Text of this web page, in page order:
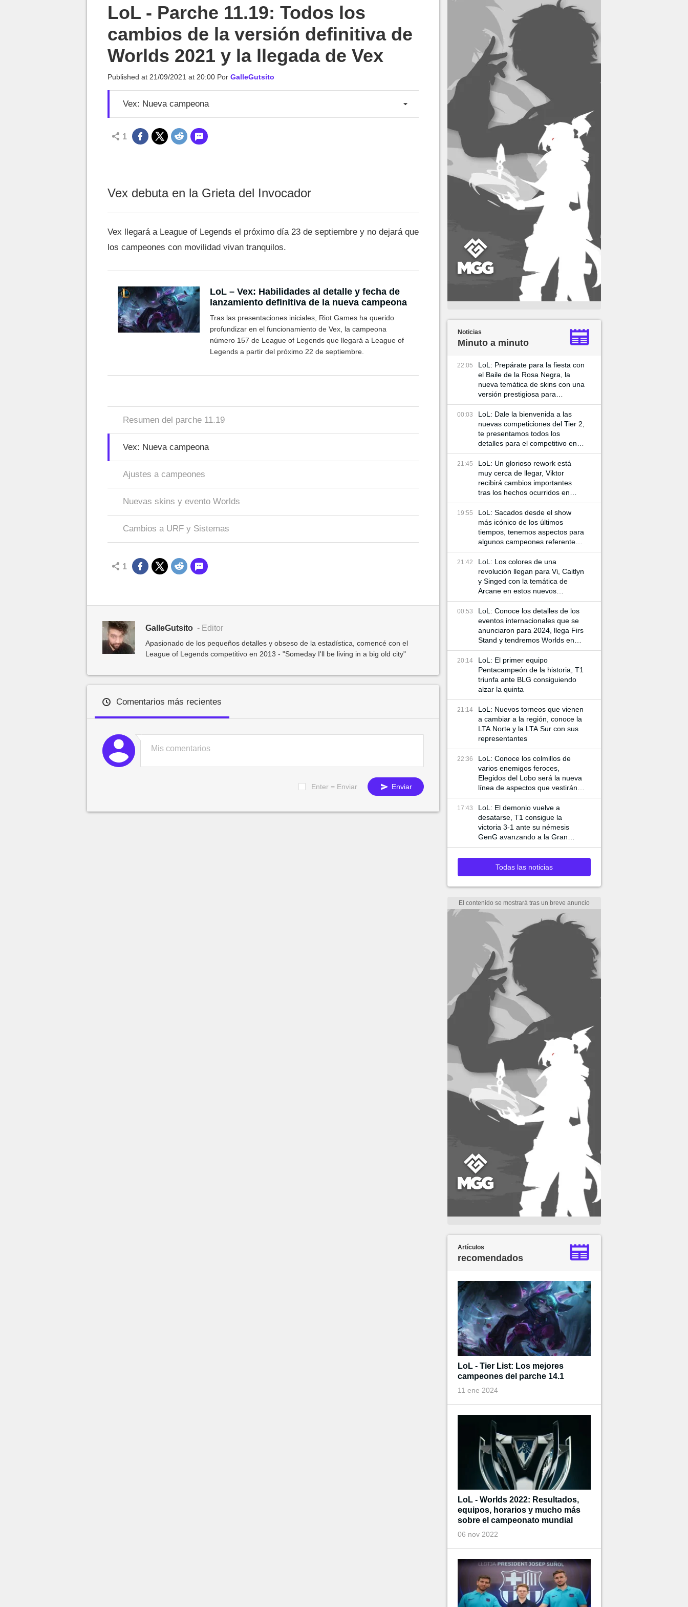
LoL - Parche 11.19: Todos los
cambios de la versión definitiva de
Worlds 2021 y la llegada de Vex
Published at 21/09/2021 at 20:00 Por GalleGutsito
Vex: Nueva campeona
1
Vex debuta en la Grieta del Invocador
Vex llegará a League of Legends el próximo día 23 de septiembre y no dejará que
los campeones con movilidad vivan tranquilos.
LoL – Vex: Habilidades al detalle y fecha de
lanzamiento definitiva de la nueva campeona
Tras las presentaciones iniciales, Riot Games ha querido
profundizar en el funcionamiento de Vex, la campeona
número 157 de League of Legends que llegará a League of
Legends a partir del próximo 22 de septiembre.
Resumen del parche 11.19
Vex: Nueva campeona
Ajustes a campeones
Nuevas skins y evento Worlds
Cambios a URF y Sistemas
1
GalleGutsito - Editor
Apasionado de los pequeños detalles y obseso de la estadística, comencé con el
League of Legends competitivo en 2013 - "Someday I'll be living in a big old city"
Comentarios más recientes
Enter = Enviar Enviar
Noticias
Minuto a minuto
22:05
LoL: Prepárate para la fiesta con
el Baile de la Rosa Negra, la
nueva temática de skins con una
versión prestigiosa para
Katarian
00:03
LoL: Dale la bienvenida a las
nuevas competiciones del Tier 2,
te presentamos todos los
detalles para el competitivo en el
2025
21:45
LoL: Un glorioso rework está
muy cerca de llegar, Viktor
recibirá cambios importantes
tras los hechos ocurridos en
Arcane
19:55
LoL: Sacados desde el show
más icónico de los últimos
tiempos, tenemos aspectos para
algunos campeones referentes
a Arcane
21:42
LoL: Los colores de una
revolución llegan para Vi, Caitlyn
y Singed con la temática de
Arcane en estos nuevos
aspectos
00:53
LoL: Conoce los detalles de los
eventos internacionales que se
anunciaron para 2024, llega Firs
Stand y tendremos Worlds en
China
20:14
LoL: El primer equipo
Pentacampeón de la historia, T1
triunfa ante BLG consiguiendo
alzar la quinta
21:14
LoL: Nuevos torneos que vienen
a cambiar a la región, conoce la
LTA Norte y la LTA Sur con sus
representantes
22:36
LoL: Conoce los colmillos de
varios enemigos feroces,
Elegidos del Lobo será la nueva
línea de aspectos que vestirán a
Ambessa y Swain
17:43
LoL: El demonio vuelve a
desatarse, T1 consigue la
victoria 3-1 ante su némesis
GenG avanzando a la Gran
Final de Worlds 2024
Todas las noticias
Artículos
recomendados
LoL - Tier List: Los mejores
campeones del parche 14.1
11 ene 2024
LoL - Worlds 2022: Resultados,
equipos, horarios y mucho más
sobre el campeonato mundial
06 nov 2022